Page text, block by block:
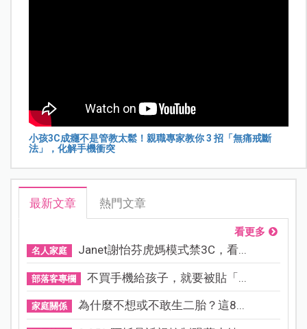
小孩3C成癮不是管教太鬆！親職專家教你 3 招「無痛戒斷
法」，化解手機衝突
最新文章 熱門文章
看更多
名人家庭 Janet謝怡芬虎媽模式禁3C，看...
部落客專欄 不買手機給孩子，就要被貼「...
家庭關係 為什麼不想或不敢生二胎？這8...